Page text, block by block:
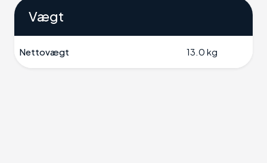
Vægt
Nettovægt 13.0 kg